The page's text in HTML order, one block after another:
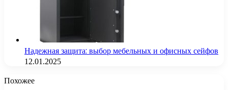
Надежная защита: выбор мебельных и офисных сейфов
12.01.2025
Похожее